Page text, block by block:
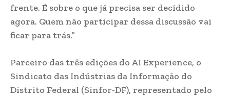
frente. É sobre o que já precisa ser decidido
agora. Quem não participar dessa discussão vai
ficar para trás.”
Parceiro das três edições do AI Experience, o
Sindicato das Indústrias da Informação do
Distrito Federal (Sinfor-DF), representado pelo